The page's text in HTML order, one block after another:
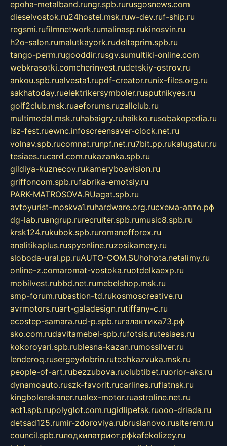
epoha-metalband.rungr.spb.rurusgosnews.com
dieselvostok.ru24hostel.msk.ruw-dev.ruf-ship.ru
regsmi.rufilmnetwork.rumalinasp.rukinosvin.ru
h2o-salon.rumalutkayork.rudeltaprim.spb.ru
tango-perm.rugooddir.rusgv.sumultiki-online.com
webkrasotki.comcherinvest.rudetskiy-ostrov.ru
ankou.spb.rualvesta1.rupdf-creator.runix-files.org.ru
sakhatoday.ruelektrikersymboler.rusputnikyes.ru
golf2club.msk.ruaeforums.ruzallclub.ru
multimodal.msk.ruhabaigry.ruhaikko.rusobakopedia.ru
isz-fest.ruewnc.infoscreensaver-clock.net.ru
volnav.spb.rucomnat.runpf.net.ru7bit.pp.rukalugatur.ru
tesiaes.rucard.com.rukazanka.spb.ru
gildiya-kuznecov.rukameryboavision.ru
griffoncom.spb.rufabrika-emotsiy.ru
PARK-MATROSOVA.RUagat.spb.ru
avtoyurist-moskva1.ruhardware.org.ruсхема-авто.рф
dg-lab.ruangrup.rurecruiter.spb.rumusic8.spb.ru
krsk124.rukubok.spb.ruromanofforex.ru
analitikaplus.ruspyonline.ruzosikamery.ru
sloboda-ural.pp.ruAUTO-COM.SUhohota.netalimy.ru
online-z.comaromat-vostoka.ruotdelkaexp.ru
mobilvest.rubbd.net.rumebelshop.msk.ru
smp-forum.rubastion-td.rukosmoscreative.ru
avrmotors.ruart-galadesign.rutiffany-c.ru
ecostep-samara.rud-p.spb.ruгалактика73.рф
sko.com.rudavitamebel-spb.rufotsis.rutesiaes.ru
kokoroyari.spb.rublesna-kazan.rumossilver.ru
lenderoq.rusergeydobrin.rutochkazvuka.msk.ru
people-of-art.rubezzubova.ruclubtibet.ruorior-aks.ru
dynamoauto.ruszk-favorit.rucarlines.ruflatnsk.ru
kingbolenskaner.rualex-motor.ruastroline.net.ru
act1.spb.rupolyglot.com.rugidlipetsk.ruooo-driada.ru
detsad125.rumir-zdoroviya.rubruslanovo.rusiterem.ru
council.spb.ruлодкипатриот.рфkafekolizey.ru